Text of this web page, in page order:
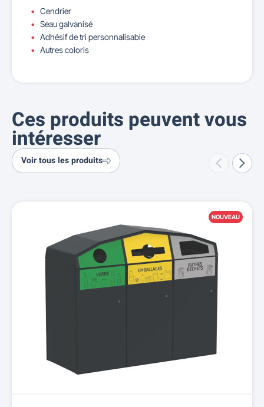
Cendrier
Seau galvanisé
Adhésif de tri personnalisable
Autres coloris
Ces produits peuvent vous
intéresser
Voir tous les produits
NOUVEAU